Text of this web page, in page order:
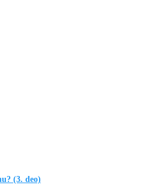
(3. deo)